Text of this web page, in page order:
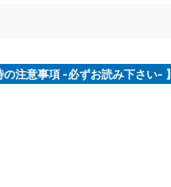
の注意事項 -必ずお読み下さい- 】